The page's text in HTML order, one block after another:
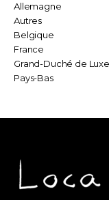
Allemagne
Autres
Belgique
France
Grand-Duché de
Pays-Bas